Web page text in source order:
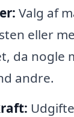
Valg af
eller
da nogle
andre.